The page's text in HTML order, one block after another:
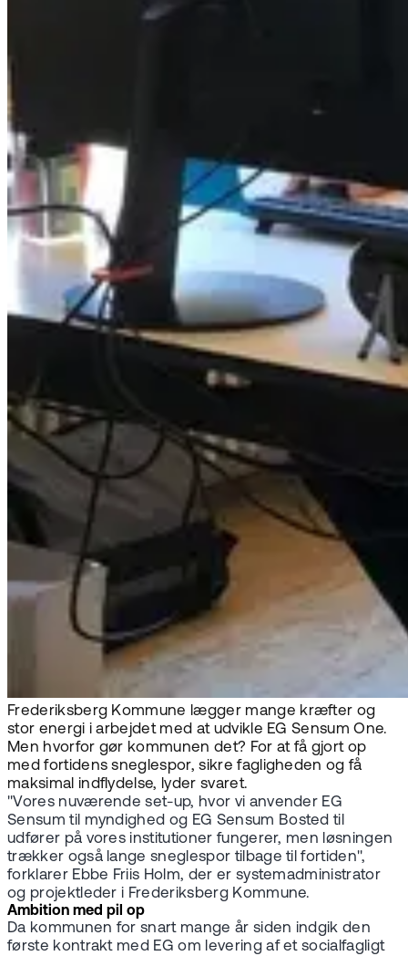
Frederiksberg Kommune lægger mange kræfter og
stor energi i arbejdet med at udvikle EG Sensum One.
Men hvorfor gør kommunen det? For at få gjort op
med fortidens sneglespor, sikre fagligheden og få
maksimal indflydelse, lyder svaret.
"Vores nuværende set-up, hvor vi anvender EG
Sensum til myndighed og EG Sensum Bosted til
udfører på vores institutioner fungerer, men løsningen
trækker også lange sneglespor tilbage til fortiden",
forklarer Ebbe Friis Holm, der er systemadministrator
og projektleder i Frederiksberg Kommune.
Ambition med pil op
Da kommunen for snart mange år siden indgik den
første kontrakt med EG om levering af et socialfagligt